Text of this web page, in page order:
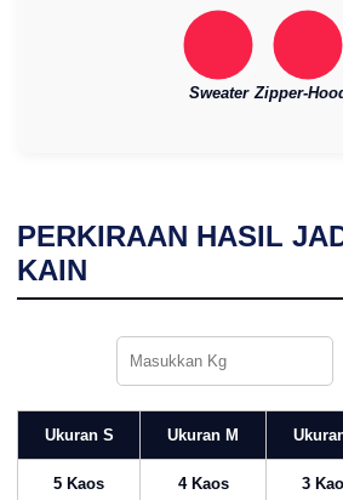
Sweater Zipper-
PERKIRAAN HASIL
KAIN
Ukuran S Ukuran M
5 Kaos 4 Kaos 3